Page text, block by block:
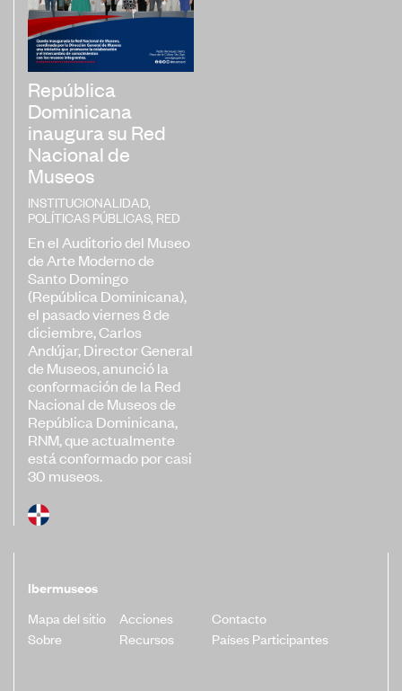
República
Dominicana
inaugura su Red
Nacional de
Museos
INSTITUCIONALIDAD,
POLÍTICAS PÚBLICAS, RED
En el Auditorio del Museo
de Arte Moderno de
Santo Domingo
(República Dominicana),
el pasado viernes 8 de
diciembre, Carlos
Andújar, Director General
de Museos, anunció la
conformación de la Red
Nacional de Museos de
República Dominicana,
RNM, que actualmente
está conformado por casi
30 museos.
Ibermuseos
Mapa del sitio
Acciones
Contacto
Sobre
Recursos Países Participantes